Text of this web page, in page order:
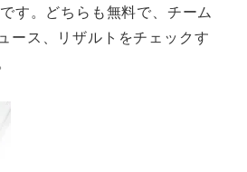
す。どちらも無料で、チーム
ース、リザルトをチェックす